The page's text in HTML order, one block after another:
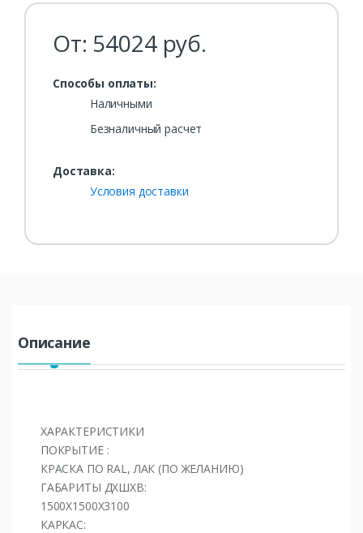
От: 54024руб.
Способы оплаты:
Наличными
Безналичный расчет
Доставка:
Условия доставки
Описание
ХАРАКТЕРИСТИКИ
ПОКРЫТИЕ :
КРАСКА ПО RAL, ЛАК (ПО ЖЕЛАНИЮ)
ГАБАРИТЫ ДХШХВ:
1500Х1500Х3100
КАРКАС: